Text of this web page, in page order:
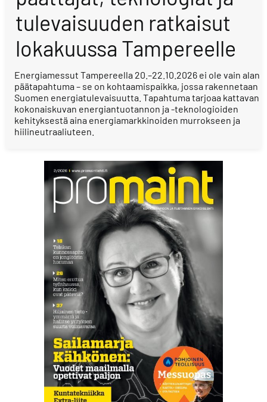
tulevaisuuden ratkaisut
lokakuussa Tampereelle
Energiamessut Tampereella 20.–22.10.2026 ei ole vain alan
päätapahtuma – se on kohtaamispaikka, jossa rakennetaan
Suomen energiatulevaisuutta. Tapahtuma tarjoaa kattavan
kokonaiskuvan energiantuotannon ja -teknologioiden
kehityksestä aina energiamarkkinoiden murrokseen ja
hiilineutraaliuteen.